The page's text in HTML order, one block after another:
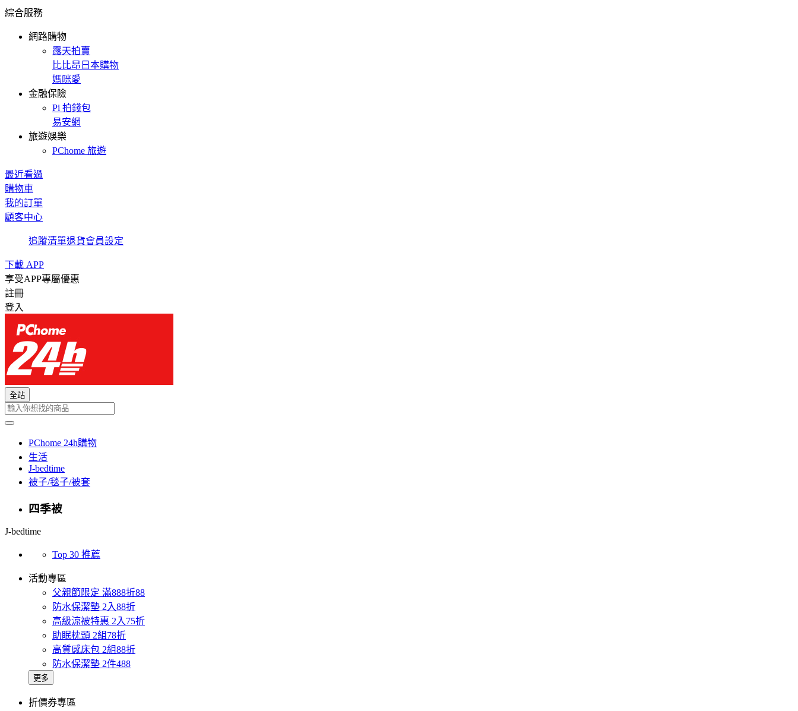
綜合服務
網路購物
露天拍賣
比比昂日本購物
媽咪愛
金融保險
Pi 拍錢包
易安網
旅遊娛樂
PChome 旅遊
最近看過
購物車
我的訂單
顧客中心
追蹤清單退貨會員設定
下載 APP
享受APP專屬優惠
註冊
登入
全站
PChome 24h購物
生活
J-bedtime
被子/毯子/被套
四季被
J-bedtime
Top 30 推薦
活動專區
父親節限定 滿888折88
防水保潔墊 2入88折
高級涼被特惠 2入75折
助眠枕頭 2組78折
高質感床包 2組88折
防水保潔墊 2件488
更多
折價券專區